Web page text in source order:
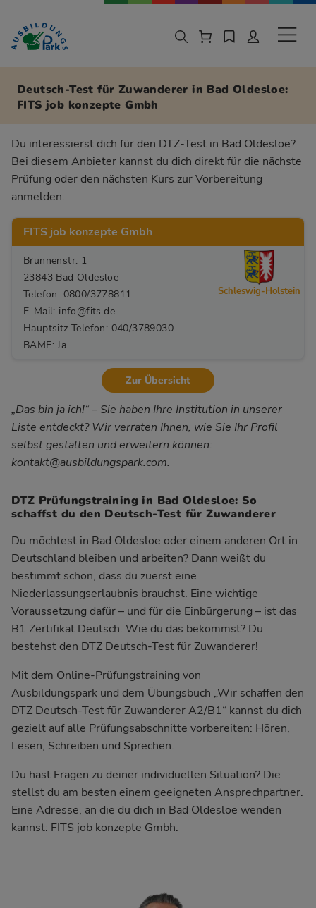
Zur Navigation springen
Zu den Hauptinhalten springen
Deutsch-Test für Zuwanderer in Bad Oldesloe:
FITS job konzepte Gmbh
Du interessierst dich für den DTZ-Test in Bad Oldesloe?
Bei diesem Anbieter kannst du dich direkt für die nächste
Prüfung oder den nächsten Kurs zur Vorbereitung
anmelden.
FITS job konzepte Gmbh
Brunnenstr. 1
23843 Bad Oldesloe
Telefon: 0800/3778811
E-Mail: info@fits.de
Hauptsitz Telefon: 040/3789030
BAMF: Ja
Schleswig-Holstein
Zur Übersicht
„Das bin ja ich!“ – Sie haben Ihre Institution in unserer
Liste entdeckt? Wir verraten Ihnen, wie Sie Ihr Profil
selbst gestalten und erweitern können:
kontakt@ausbildungspark.com.
DTZ Prüfungstraining in Bad Oldesloe: So
schaffst du den Deutsch-Test für Zuwanderer
Du möchtest in Bad Oldesloe oder einem anderen Ort in
Deutschland bleiben und arbeiten? Dann weißt du
bestimmt schon, dass du zuerst eine
Niederlassungserlaubnis brauchst. Eine wichtige
Voraussetzung dafür – und für die Einbürgerung – ist das
B1 Zertifikat Deutsch. Wie du das bekommst? Du
bestehst den DTZ Deutsch-Test für Zuwanderer!
Mit dem Online-Prüfungstraining von
Ausbildungspark und dem Übungsbuch „Wir schaffen den
DTZ Deutsch-Test für Zuwanderer A2/B1“ kannst du dich
gezielt auf alle Prüfungsabschnitte vorbereiten: Hören,
Lesen, Schreiben und Sprechen.
Du hast Fragen zu deiner individuellen Situation? Die
stellst du am besten einem geeigneten Ansprechpartner.
Eine Adresse, an die du dich in Bad Oldesloe wenden
kannst: FITS job konzepte Gmbh.